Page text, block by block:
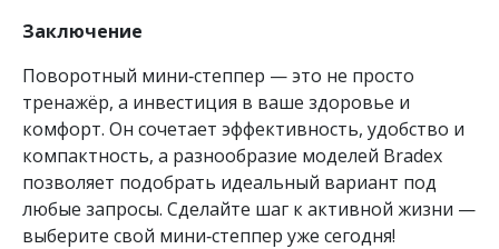
Заключение
Поворотный мини‑степпер — это не просто
тренажёр, а инвестиция в ваше здоровье и
комфорт. Он сочетает эффективность, удобство и
компактность, а разнообразие моделей Bradex
позволяет подобрать идеальный вариант под
любые запросы. Сделайте шаг к активной жизни —
выберите свой мини‑степпер уже сегодня!